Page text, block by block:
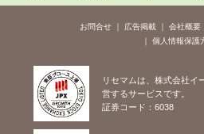
お問合せ 広告掲載 会社概要
個人情報保護
リセマムは、株式会社イ
営するサービスです。
証券コード：6038